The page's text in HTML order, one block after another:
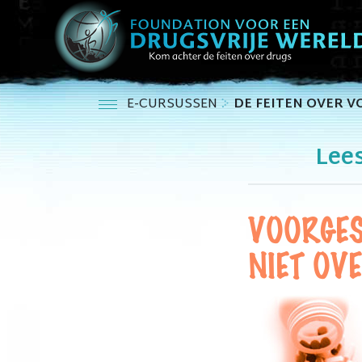
E-CURSUSSEN DE FEITEN OVER
NIET